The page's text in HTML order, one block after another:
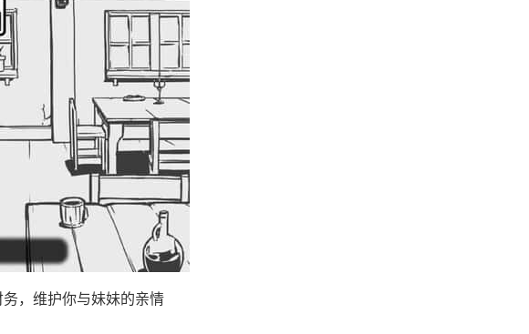
，维护你与妹妹的亲情